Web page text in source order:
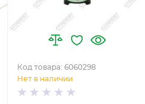
Код товара: 6060298
Нет в наличии